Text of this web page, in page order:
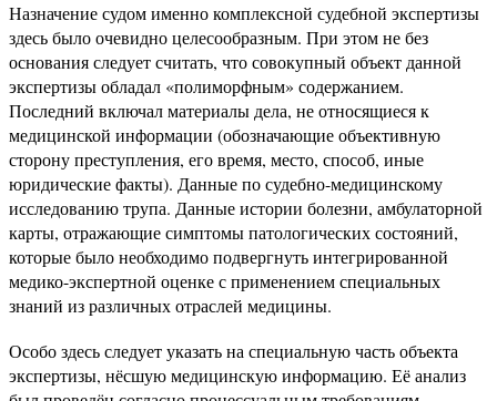
Назначение судом именно комплексной судебной экспертизы
здесь было очевидно целесообразным. При этом не без
основания следует считать, что совокупный объект данной
экспертизы обладал «полиморфным» содержанием.
Последний включал материалы дела, не относящиеся к
медицинской информации (обозначающие объективную
сторону преступления, его время, место, способ, иные
юридические факты). Данные по судебно-медицинскому
исследованию трупа. Данные истории болезни, амбулаторной
карты, отражающие симптомы патологических состояний,
которые было необходимо подвергнуть интегрированной
медико-экспертной оценке с применением специальных
знаний из различных отраслей медицины.
Особо здесь следует указать на специальную часть объекта
экспертизы, нёсшую медицинскую информацию. Её анализ